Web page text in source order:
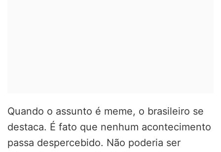
Quando o assunto é meme, o brasileiro se
destaca. É fato que nenhum acontecimento
passa despercebido. Não poderia ser